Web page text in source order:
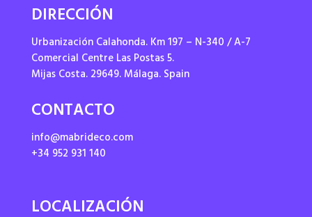
DIRECCIÓN
Urbanización Calahonda. Km 197 – N-340 / A-7
Comercial Centre Las Postas 5.
Mijas Costa. 29649. Málaga. Spain
CONTACTO
info@mabrideco.com
+34 952 931 140
LOCALIZACIÓN